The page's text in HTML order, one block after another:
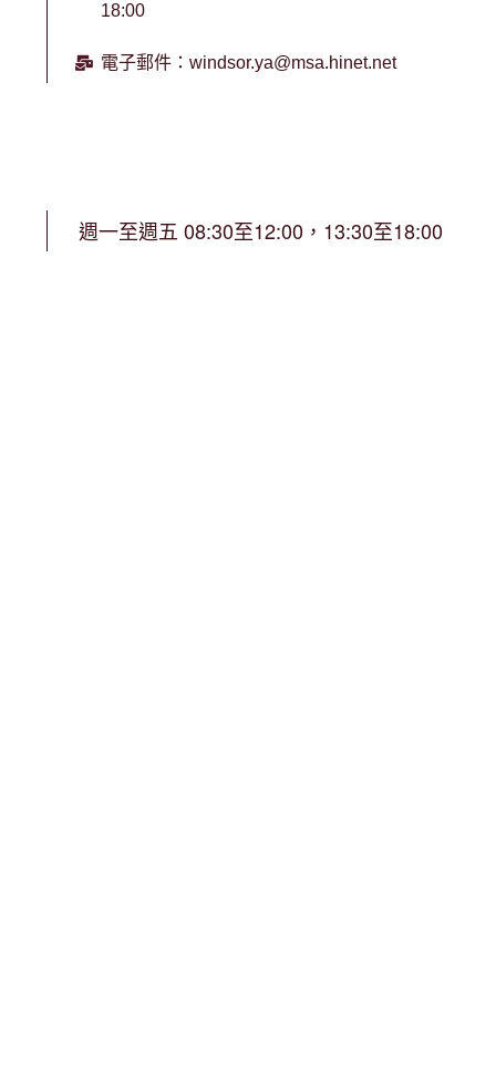
18:00
電子郵件：windsor.ya@msa.hinet.net
週一至週五 08:30至12:00，13:30至18:00